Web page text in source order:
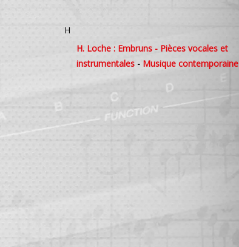
H
H. Loche : Embruns - Pièces vocales et
instrumentales- Musique contemporaine